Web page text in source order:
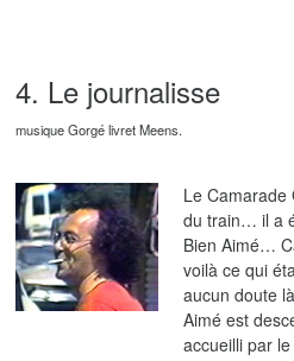
4. Le journalisse
musique Gorgé livret Meens.
Le Camarade
du train… il a
Bien Aimé…
voilà ce qui
aucun doute
Aimé est
accueilli par